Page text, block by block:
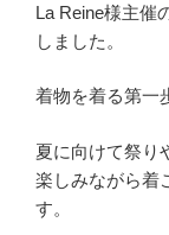
La Reine様主催
しました。
着物を着る第一
夏に向けて祭り
楽しみながら着
す。